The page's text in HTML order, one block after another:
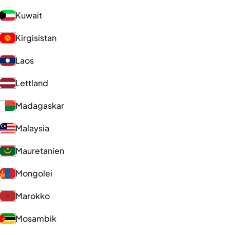
Kuwait
Kirgisistan
Laos
Lettland
Madagaskar
Malaysia
Mauretanien
Mongolei
Marokko
Mosambik